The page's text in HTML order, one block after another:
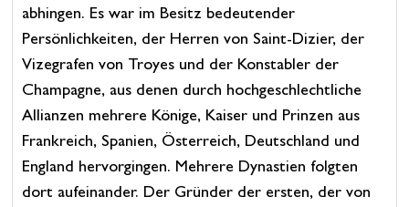
abhingen. Es war im Besitz bedeutender
Persönlichkeiten, der Herren von Saint-Dizier, der
Vizegrafen von Troyes und der Konstabler der
Champagne, aus denen durch hochgeschlechtliche
Allianzen mehrere Könige, Kaiser und Prinzen aus
Frankreich, Spanien, Österreich, Deutschland und
England hervorgingen. Mehrere Dynastien folgten
dort aufeinander. Der Gründer der ersten, der von